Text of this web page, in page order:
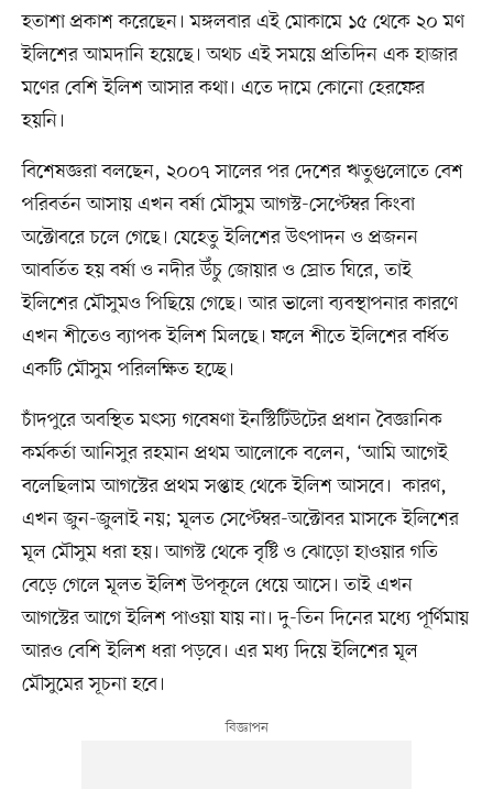
হতাশা প্রকাশ করেছেন। মঙ্গলবার এই মোকামে ১৫ থেকে ২০ মণ
ইলিশের আমদানি হয়েছে। অথচ এই সময়ে প্রতিদিন এক হাজার
মণের বেশি ইলিশ আসার কথা। এতে দামে কোনো হেরফের
হয়নি।
বিশেষজ্ঞরা বলছেন, ২০০৭ সালের পর দেশের ঋতুগুলোতে বেশ
পরিবর্তন আসায় এখন বর্ষা মৌসুম আগস্ট-সেপ্টেম্বর কিংবা
অক্টোবরে চলে গেছে। যেহেতু ইলিশের উৎপাদন ও প্রজনন
আবর্তিত হয় বর্ষা ও নদীর উঁচু জোয়ার ও স্রোত ঘিরে, তাই
ইলিশের মৌসুমও পিছিয়ে গেছে। আর ভালো ব্যবস্থাপনার কারণে
এখন শীতেও ব্যাপক ইলিশ মিলছে। ফলে শীতে ইলিশের বর্ধিত
একটি মৌসুম পরিলক্ষিত হচ্ছে।
চাঁদপুরে অবস্থিত মৎস্য গবেষণা ইনস্টিটিউটের প্রধান বৈজ্ঞানিক
কর্মকর্তা আনিসুর রহমান প্রথম আলোকে বলেন, ‘আমি আগেই
বলেছিলাম আগস্টের প্রথম সপ্তাহ থেকে ইলিশ আসবে। কারণ,
এখন জুন-জুলাই নয়; মূলত সেপ্টেম্বর-অক্টোবর মাসকে ইলিশের
মূল মৌসুম ধরা হয়। আগস্ট থেকে বৃষ্টি ও ঝোড়ো হাওয়ার গতি
বেড়ে গেলে মূলত ইলিশ উপকূলে ধেয়ে আসে। তাই এখন
আগস্টের আগে ইলিশ পাওয়া যায় না। দু-তিন দিনের মধ্যে পূর্ণিমায়
আরও বেশি ইলিশ ধরা পড়বে। এর মধ্য দিয়ে ইলিশের মূল
মৌসুমের সূচনা হবে।